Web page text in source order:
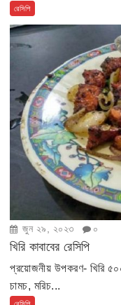
রেসিপি
জুন ২৯, ২০২৩ ০
খিরি কাবাবের রেসিপি
প্রয়োজনীয় উপকরণ- খিরি
চামচ, মরিচ...